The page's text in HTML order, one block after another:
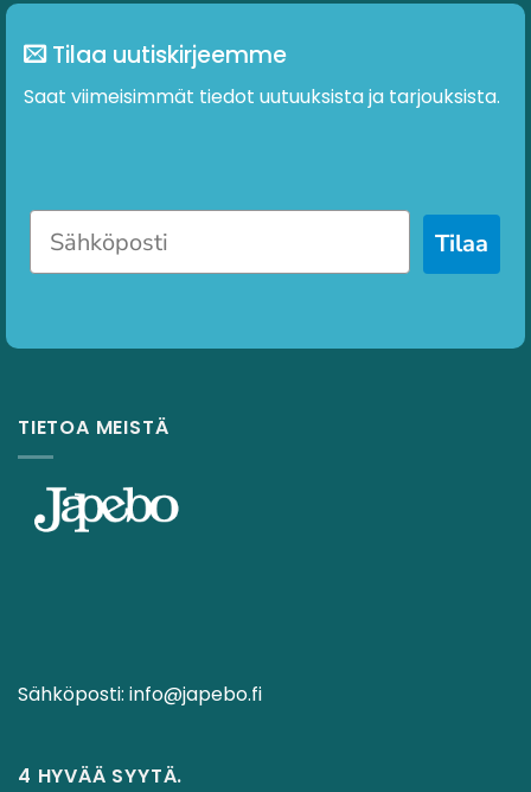
Tilaa uutiskirjeemme
Saat viimeisimmät tiedot uutuuksista ja tarjouksista.
Tilaa
TIETOA MEISTÄ
Sähköposti: info@japebo.fi
4 HYVÄÄ SYYTÄ.